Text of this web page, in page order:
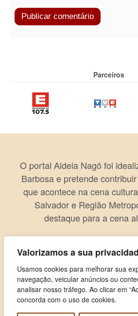
Valorizamos a sua
Usamos cookies para melhorar sua
navegação, veicular anúncios ou
analisar nosso tráfego. Ao clicar em
concorda com o uso de cookies.
Parceiros
O portal Aldeia Nagô foi
Barbosa e pretende
que acontece na cena
Salvador e Região
destaque para a cena